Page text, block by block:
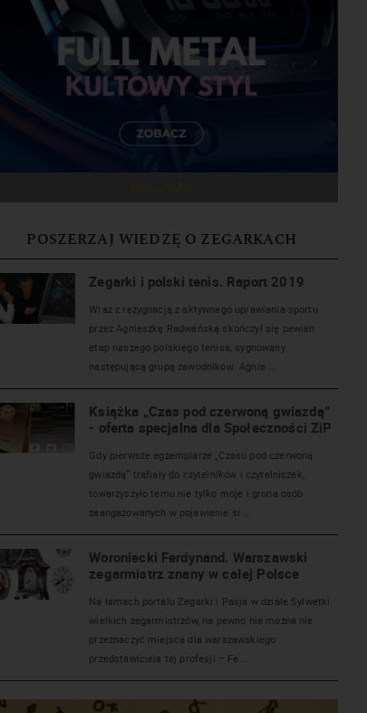
POSZERZAJ WIEDZĘ O ZEGARKACH
Zegarki i polski tenis. Raport 2019
Wraz z rezygnacją z aktywnego uprawiania sportu
przez Agnieszkę Radwańską skończył się pewien
etap naszego polskiego tenisa, sygnowany
następującą grupą zawodników: Agnie ...
Książka „Czas pod czerwoną gwiazdą”
- oferta specjalna dla Społeczności ZiP
Gdy pierwsze egzemplarze „Czasu pod czerwoną
gwiazdą” trafiały do czytelników i czytelniczek,
towarzyszyło temu nie tylko moje i grona osób
zaangażowanych w pojawienie si ...
Woroniecki Ferdynand. Warszawski
zegarmistrz znany w całej Polsce
Na łamach portalu Zegarki i Pasja w dziale Sylwetki
wielkich zegarmistrzów, na pewno nie można nie
przeznaczyć miejsca dla warszawskiego
przedstawiciela tej profesji – Fe ...